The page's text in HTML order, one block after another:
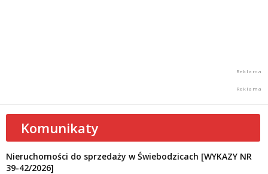
Komunikaty
Nieruchomości do sprzedaży w Świebodzicach [WYKAZY NR
39-42/2026]